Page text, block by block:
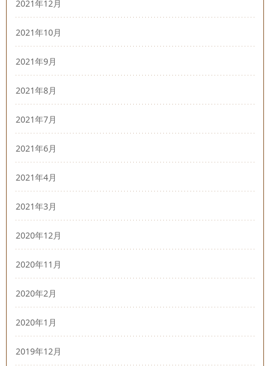
2021年12月
2021年10月
2021年9月
2021年8月
2021年7月
2021年6月
2021年4月
2021年3月
2020年12月
2020年11月
2020年2月
2020年1月
2019年12月